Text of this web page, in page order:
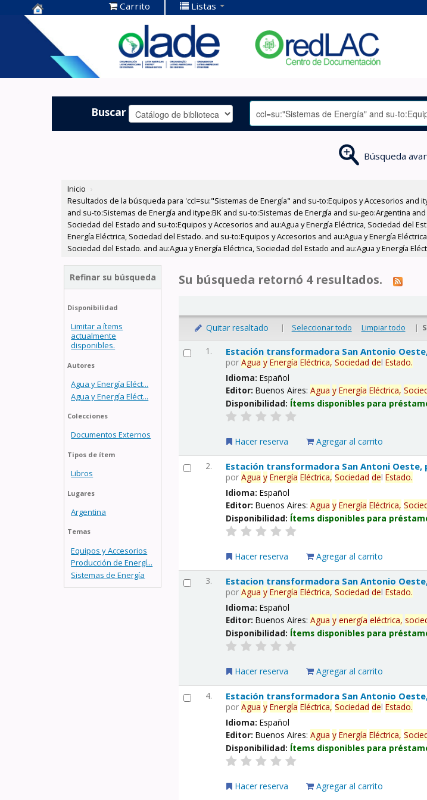
Centro de
Documentación
OLADE -
Carrito Listas
Buscar
Búsqueda
Inicio ›
Resultados de la búsqueda para 'ccl=su:"Sistemas de Energía" and su-to:Equipos y Accesorios and
and su-to:Sistemas de Energía and itype:BK and su-to:Sistemas de Energía and su-geo:Argentina
Sociedad del Estado and su-to:Equipos y Accesorios and au:Agua y Energía Eléctrica, Sociedad del
Energía Eléctrica, Sociedad del Estado. and su-to:Equipos y Accesorios and au:Agua y Energía
Sociedad del Estado. and au:Agua y Energía Eléctrica, Sociedad del Estado and au:Agua y Energía
Refinar su búsqueda
Disponibilidad
Limitar a ítems
actualmente
disponibles.
Autores
Agua y Energía Eléct...
Agua y Energía Eléct...
Colecciones
Documentos Externos
Tipos de ítem
Libros
Lugares
Argentina
Temas
Equipos y Accesorios
Producción de Energí...
Sistemas de Energía
Su búsqueda retornó 4 resultados.
Quitar resaltado | Seleccionar todo Limpiar todo |
1. Estación transformadora San Antonio
porAgua y Energía Eléctrica, Sociedad delEstado.
Idioma:Español
Editor:Buenos Aires:Agua y Energía Eléctrica,
Disponibilidad: Ítems disponibles para
Hacer reserva Agregar al carrito
2. Estación transformadora San Antoni Oeste,
porAgua y Energía Eléctrica, Sociedad delEstado.
Idioma:Español
Editor:Buenos Aires:Agua y Energía Eléctrica,
Disponibilidad: Ítems disponibles para
Hacer reserva Agregar al carrito
3. Estacion transformadora San Antonio
porAgua y Energía Eléctrica, Sociedad delEstado.
Idioma:Español
Editor:Buenos Aires:Agua y energía eléctrica,
Disponibilidad: Ítems disponibles para
Hacer reserva Agregar al carrito
4. Estación transformadora San Antonio
porAgua y Energía Eléctrica, Sociedad delEstado.
Idioma:Español
Editor:Buenos Aires:Agua y Energía Eléctrica,
Disponibilidad: Ítems disponibles para
Hacer reserva Agregar al carrito